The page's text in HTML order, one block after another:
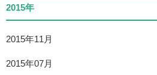
2015年
2015年11月
2015年07月